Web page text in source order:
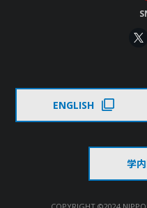
ENGLISH
学